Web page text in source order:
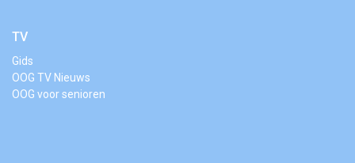
TV
Gids
OOG TV Nieuws
OOG voor senioren